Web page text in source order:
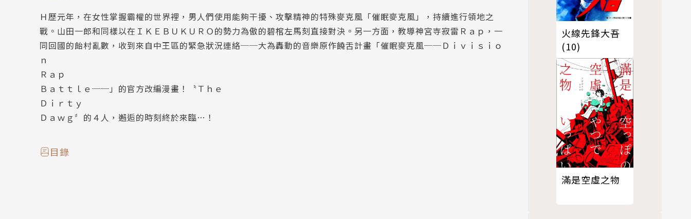
Ｈ歷元年，在女性掌握霸權的世界裡，男人們使用能夠干擾、攻擊精神的特殊麥克風「催眠麥克風」，持續進行領地之
戰。山田一郎和同樣以在ＩＫＥＢＵＫＵＲＯ的勢力為傲的碧棺左馬刻直接對決。另一方面，教導神宮寺寂雷Ｒａｐ，一
同回國的飴村亂數，收到來自中王區的緊急狀況連絡──大為轟動的音樂原作饒舌計畫「催眠麥克風──Ｄｉｖｉｓｉｏ
ｎ
Ｒａｐ
Ｂａｔｔｌｅ──」的官方改編漫畫！〝Ｔｈｅ
Ｄｉｒｔｙ
Ｄａｗｇ〞的４人，邂逅的時刻終於來臨…！
目錄
火線先鋒大吾
(10)
滿是空虛之物